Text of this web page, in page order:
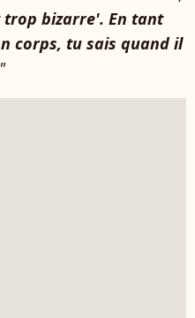
trop bizarre'. En tant
corps, tu sais quand il